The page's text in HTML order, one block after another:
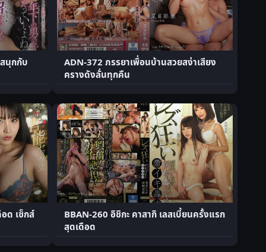
นุกกับ
ADN-372 ภรรยาเพื่อนบ้านสวยสง่าเสียง
ครางดังลั่นทุกคืน
อด เซ็กส์
BBAN-260 อิชิกะ คาสากิ เลสเบี้ยนครั้งแรก
สุดเดือด